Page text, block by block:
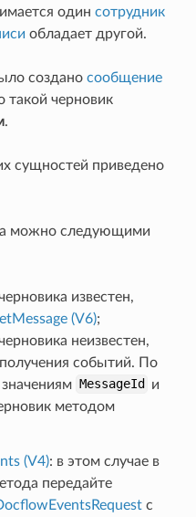
один сотрудник
обладает другой.
создано сообщение
такой черновик
.
сущностей приведено
можно следующими
известен,
(V6);
неизвестен,
событий. По
MessageId
и
методом
(V4): в этом случае в
передайте
c